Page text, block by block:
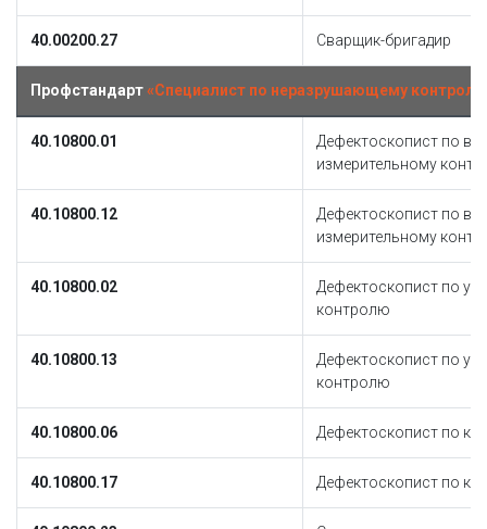
40.00200.27 Сварщик-бригадир
Профстандарт«Специалист по неразрушающему
40.10800.01
Дефектоскопист по
измерительному
40.10800.12
Дефектоскопист по
измерительному
40.10800.02
Дефектоскопист по
контролю
40.10800.13
Дефектоскопист по
контролю
40.10800.06 Дефектоскопист по
40.10800.17 Дефектоскопист по